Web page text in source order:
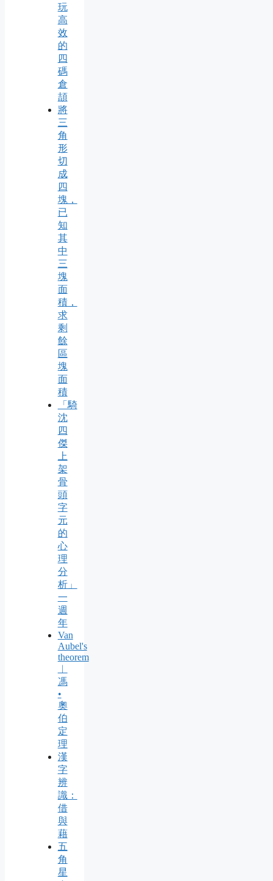
玩
高
效
的
四
碼
倉
頡
將
三
角
形
切
成
四
塊，
已
知
其
中
三
塊
面
積，
求
剩
餘
區
塊
面
積
「騎
沈
四
傑
上
架
骨
頭
字
元
的
心
理
分
析」
一
週
年
Van
Aubel's
theorem
︱
馮
•
奧
伯
定
理
漢
字
辨
識：
借
與
藉
五
角
星